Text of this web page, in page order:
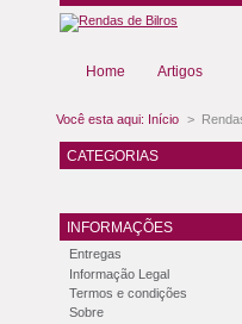
Home Artigos
CATEGORIAS
INFORMAÇÕES
Entregas
Informação Legal
Termos e condições
Sobre
Você esta aqui: Início >